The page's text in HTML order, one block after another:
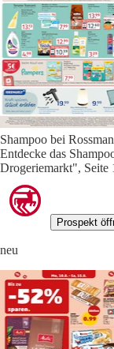
Shampoo bei
Entdecke das
Drogeriemarkt", Seite
Prospekt
neu